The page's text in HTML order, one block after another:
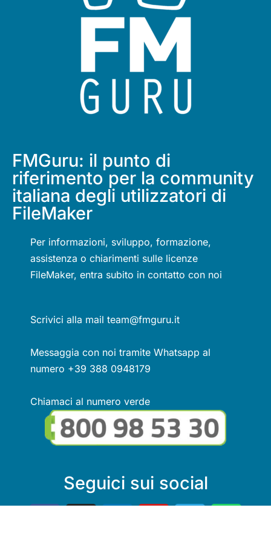
FMGuru: il punto di
riferimento per la community
italiana degli utilizzatori di
FileMaker
Per informazioni, sviluppo, formazione,
assistenza o chiarimenti sulle licenze
FileMaker, entra subito in contatto con noi
Scrivici alla mail team@fmguru.it
Messaggia con noi tramite Whatsapp al
numero +39 388 0948179
Chiamaci al numero verde
Seguici sui social